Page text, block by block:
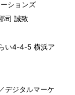
ションズ
誠致
い4-4-5 横浜ア
デジタルマーケ